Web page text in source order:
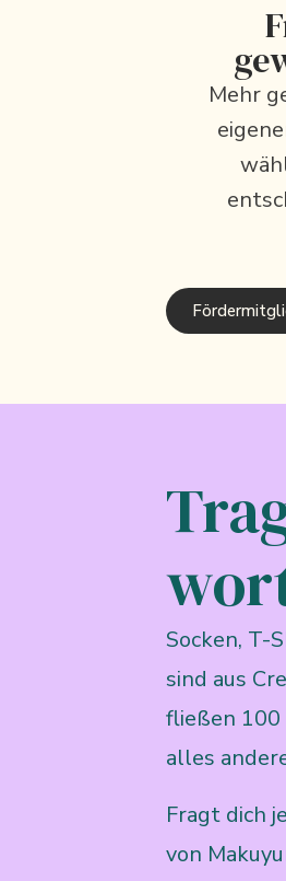
Mehr
Socken, T-
sind aus
fließen 100
alles
Fragt dich
von